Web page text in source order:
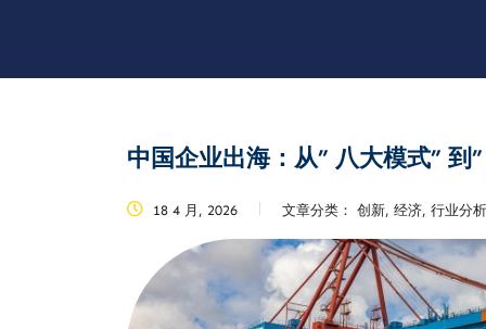
中国企业出海：从” 八大模式”
18 4 月, 2026 文章分类： 创新, 经济, 行业分析